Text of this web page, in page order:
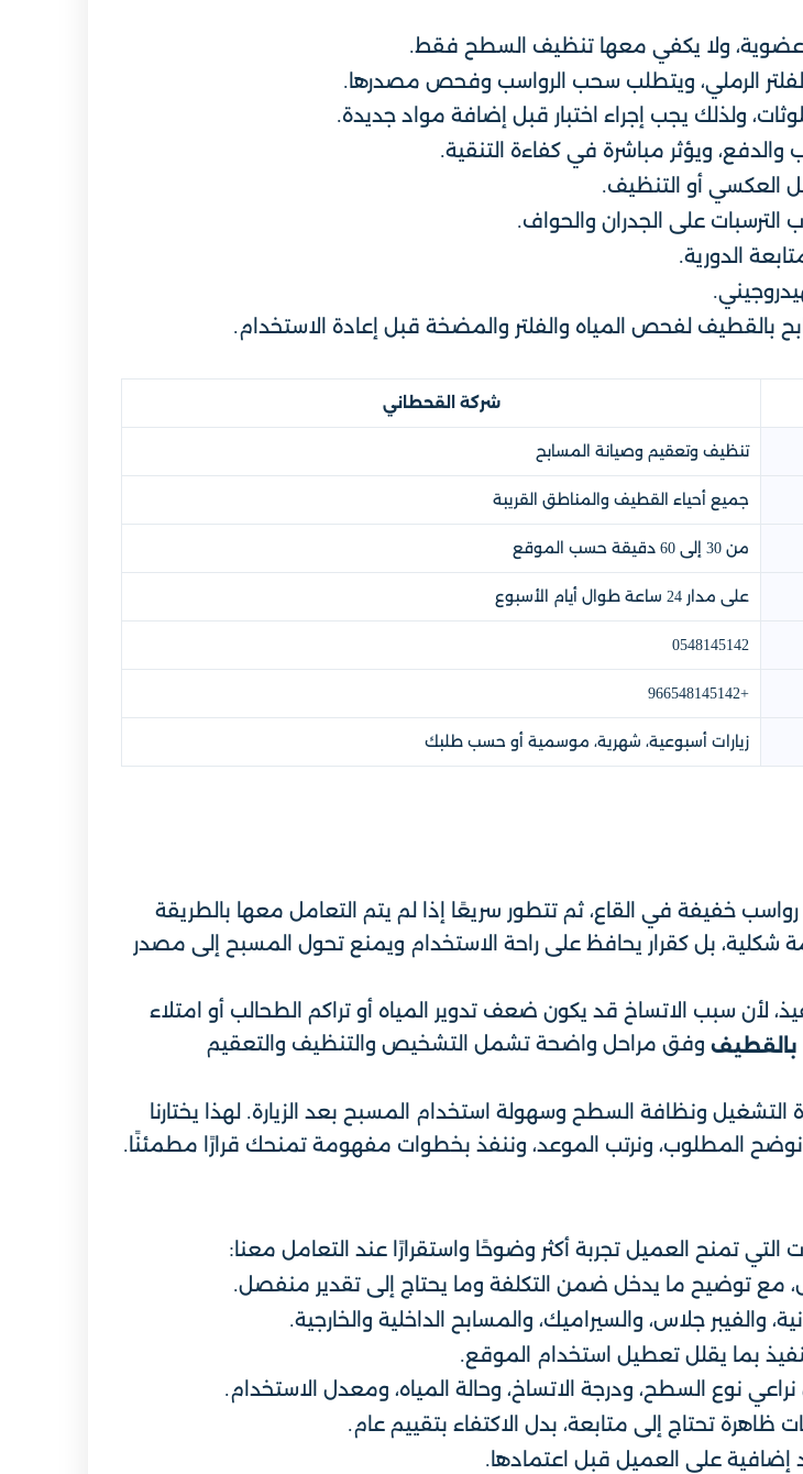
عضوية، ولا يكفي معها تنظيف السطح فقط.
الرملي، ويتطلب سحب الرواسب وفحص مصدرها.
ولذلك يجب إجراء اختبار قبل إضافة مواد جديدة.
ويؤثر مباشرة في كفاءة التنقية.
العكسي أو التنظيف.
على الجدران والحواف.
الدورية.
بالقطيف لفحص المياه والفلتر والمضخة قبل إعادة الاستخدام.
شركة القحطاني
تنظيف وتعقيم وصيانة المسابح
جميع أحياء القطيف والمناطق القريبة
من 30 إلى 60 دقيقة حسب الموقع
على مدار 24 ساعة طوال أيام الأسبوع
0548145142
+966548145142
زيارات أسبوعية، شهرية، موسمية أو حسب طلبك
خفيفة في القاع، ثم تتطور سريعًا إذا لم يتم التعامل معها بالطريقة
شكلية، بل كقرار يحافظ على راحة الاستخدام ويمنع تحول المسبح إلى مصدر
لأن سبب الاتساخ قد يكون ضعف تدوير المياه أو تراكم الطحالب أو امتلاء
وفق مراحل واضحة تشمل التشخيص والتنظيف والتعقيم
ونظافة السطح وسهولة استخدام المسبح بعد الزيارة. لهذا يختارنا
نوضح المطلوب، ونرتب الموعد، وننفذ بخطوات مفهومة تمنحك قرارًا مطمئنًا.
تمنح العميل تجربة أكثر وضوحًا واستقرارًا عند التعامل معنا:
مع توضيح ما يدخل ضمن التكلفة وما يحتاج إلى تقدير منفصل.
والفيبر جلاس، والسيراميك، والمسابح الداخلية والخارجية.
بما يقلل تعطيل استخدام الموقع.
نوع السطح، ودرجة الاتساخ، وحالة المياه، ومعدل الاستخدام.
ظاهرة تحتاج إلى متابعة، بدل الاكتفاء بتقييم عام.
على العميل قبل اعتمادها.